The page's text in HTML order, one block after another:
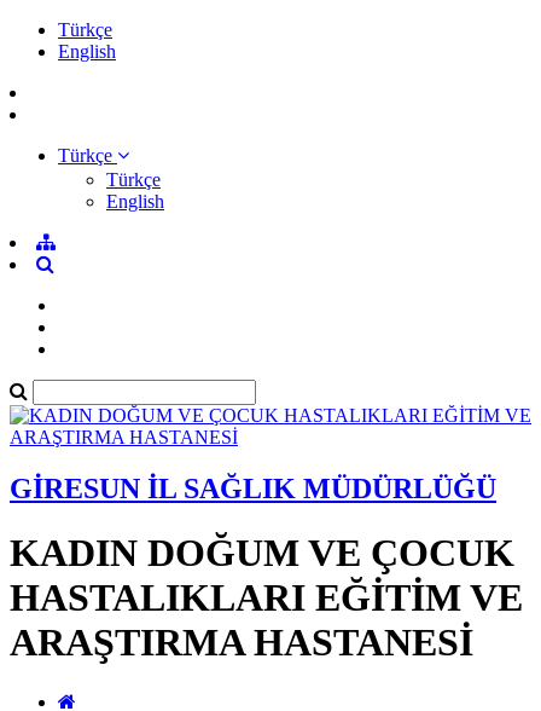
Türkçe
English
Türkçe
Türkçe
English
GİRESUN İL SAĞLIK MÜDÜRLÜĞÜ
KADIN DOĞUM VE ÇOCUK
HASTALIKLARI EĞİTİM VE
ARAŞTIRMA HASTANESİ